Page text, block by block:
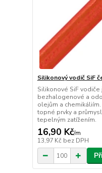
Silikonový vodič SiF
Silikonové SiF
bezhalogenové a
olejům a
topné prvky a
tepelným zatížením.
16,90 Kč/m
13,97 Kč bez DPH